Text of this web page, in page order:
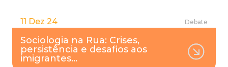
11 Dez 24 Debate
Sociologia na Rua: Crises,
persistência e desafios aos
imigrantes…